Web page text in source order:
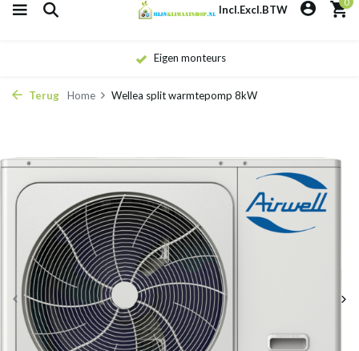
Incl.Excl.BTW
Eigen monteurs
Terug Home Wellea split warmtepomp 8kW